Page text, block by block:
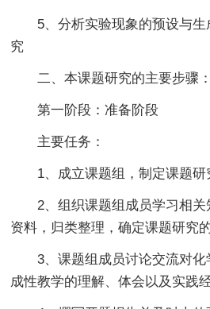
5、分析实验现象的预设与生
究
二、本课题研究的主要步骤：
第一阶段：准备阶段
主要任务：
1、成立课题组，制定课题研
2、组织课题组成员学习相关
资料，归类整理，确定课题研究
3、课题组成员讨论交流对化
成性教学的理解、体会以及实践经